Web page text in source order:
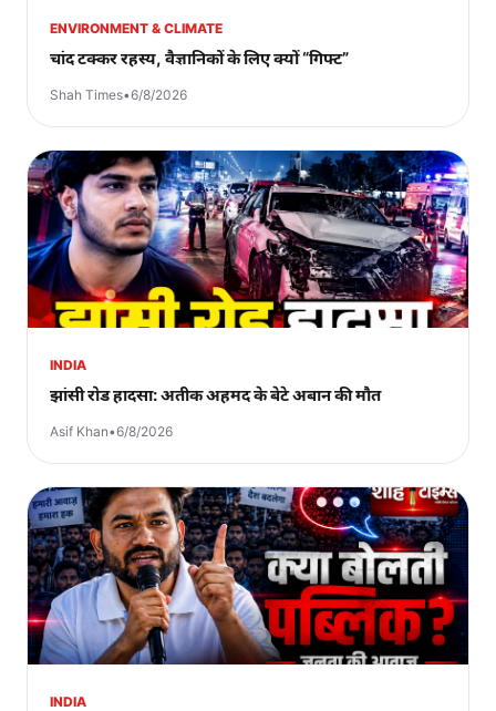
ENVIRONMENT & CLIMATE
चांद टक्कर रहस्य, वैज्ञानिकों के लिए क्यों “गिफ्ट”
Shah Times•6/8/2026
INDIA
झांसी रोड हादसा: अतीक अहमद के बेटे अबान की मौत
Asif Khan•6/8/2026
INDIA